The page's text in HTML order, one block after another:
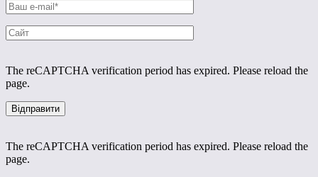
The reCAPTCHA verification period has expired. Please reload the
page.
The reCAPTCHA verification period has expired. Please reload the
page.